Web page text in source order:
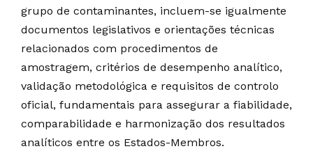
grupo de contaminantes, incluem-se igualmente
documentos legislativos e orientações técnicas
relacionados com procedimentos de
amostragem, critérios de desempenho analítico,
validação metodológica e requisitos de controlo
oficial, fundamentais para assegurar a fiabilidade,
comparabilidade e harmonização dos resultados
analíticos entre os Estados-Membros.